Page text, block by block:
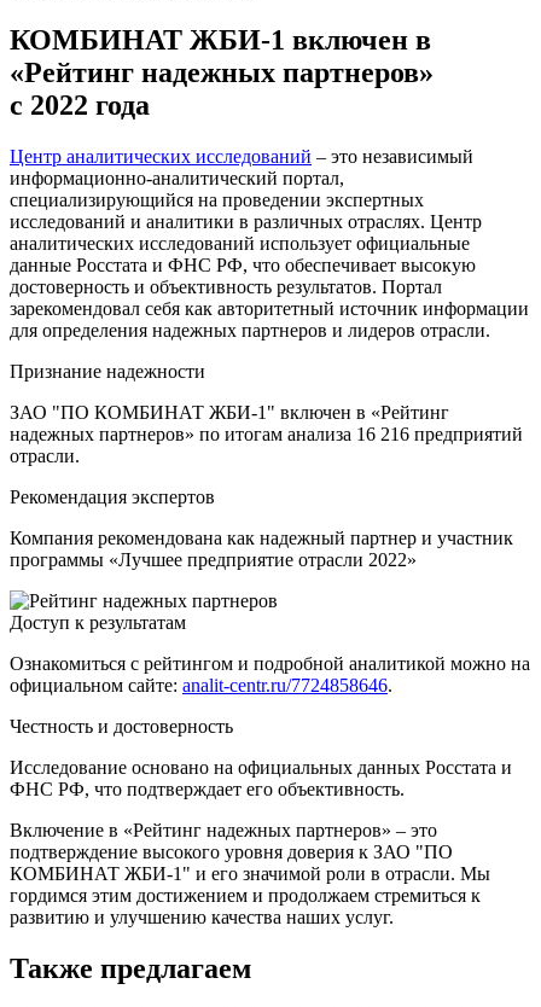
КОМБИНАТ ЖБИ-1 включен в
«Рейтинг надежных партнеров»
с 2022 года
Центр аналитических исследований – это независимый
информационно-аналитический портал,
специализирующийся на проведении экспертных
исследований и аналитики в различных отраслях. Центр
аналитических исследований использует официальные
данные Росстата и ФНС РФ, что обеспечивает высокую
достоверность и объективность результатов. Портал
зарекомендовал себя как авторитетный источник информации
для определения надежных партнеров и лидеров отрасли.
Признание надежности
ЗАО "ПО КОМБИНАТ ЖБИ-1" включен в «Рейтинг
надежных партнеров» по итогам анализа 16 216 предприятий
отрасли.
Рекомендация экспертов
Компания рекомендована как надежный партнер и участник
программы «Лучшее предприятие отрасли 2022»
Доступ к результатам
Ознакомиться с рейтингом и подробной аналитикой можно на
официальном сайте: analit-centr.ru/7724858646.
Честность и достоверность
Исследование основано на официальных данных Росстата и
ФНС РФ, что подтверждает его объективность.
Включение в «Рейтинг надежных партнеров» – это
подтверждение высокого уровня доверия к ЗАО "ПО
КОМБИНАТ ЖБИ-1" и его значимой роли в отрасли. Мы
гордимся этим достижением и продолжаем стремиться к
развитию и улучшению качества наших услуг.
Также предлагаем